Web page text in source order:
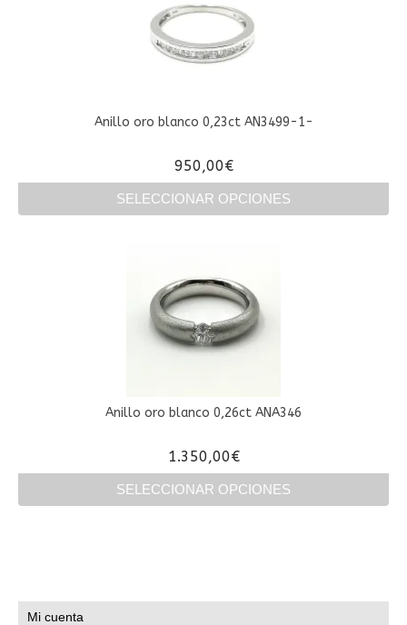
Anillo oro blanco 0,23ct AN3499-1-
950,00€
SELECCIONAR OPCIONES
múltiples
variantes.
opciones
se
en
de
producto
Anillo oro blanco 0,26ct ANA346
1.350,00€
SELECCIONAR OPCIONES
Las
Mi cuenta